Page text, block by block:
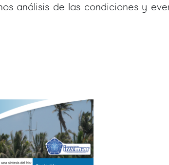
análisis de las condiciones y